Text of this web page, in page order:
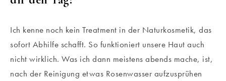
Ich kenne noch kein Treatment in der Naturkosmetik, das
sofort Abhilfe schafft. So funktioniert unsere Haut auch
nicht wirklich. Was ich dann meistens abends mache, ist,
nach der Reinigung etwas Rosenwasser aufzusprühen